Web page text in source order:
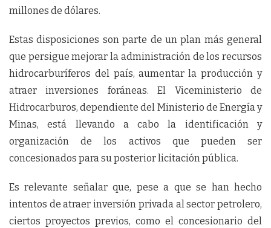
millones de dólares.
Estas disposiciones son parte de un plan más general
que persigue mejorar la administración de los recursos
hidrocarburíferos del país, aumentar la producción y
atraer inversiones foráneas. El Viceministerio de
Hidrocarburos, dependiente del Ministerio de Energía y
Minas, está llevando a cabo la identificación y
organización de los activos que pueden ser
concesionados para su posterior licitación pública.
Es relevante señalar que, pese a que se han hecho
intentos de atraer inversión privada al sector petrolero,
ciertos proyectos previos, como el concesionario del